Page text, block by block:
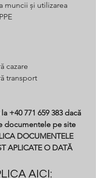
muncii și utilizarea
cazare
transport
+40 771 659 383 dacă
documentele pe site
DOCUMENTELE
APLICATE O DATĂ
AICI: